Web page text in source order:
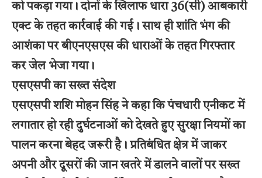
को पकड़ा गया। दोनों के खिलाफ धारा 36(सी) आबकारी
एक्ट के तहत कार्रवाई की गई। साथ ही शांति भंग की
आशंका पर बीएनएसएस की धाराओं के तहत गिरफ्तार
कर जेल भेजा गया।
एसएसपी का सख्त संदेश
एसएसपी शशि मोहन सिंह ने कहा कि पंचधारी एनीकट में
लगातार हो रही दुर्घटनाओं को देखते हुए सुरक्षा नियमों का
पालन करना बेहद जरूरी है। प्रतिबंधित क्षेत्र में जाकर
अपनी और दूसरों की जान खतरे में डालने वालों पर सख्त